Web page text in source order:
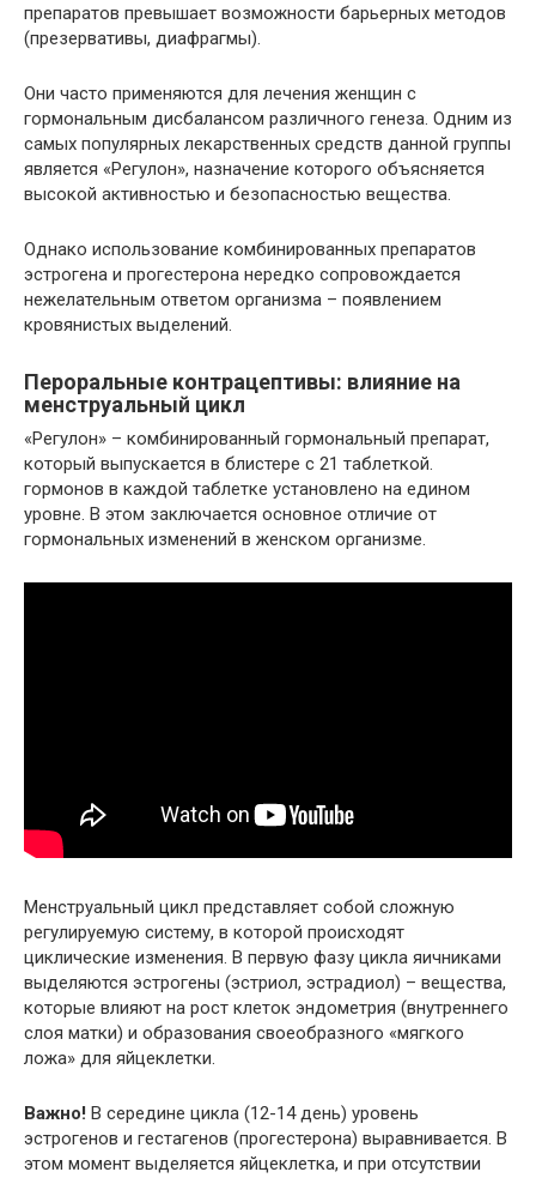
препаратов превышает возможности барьерных методов
(презервативы, диафрагмы).
Они часто применяются для лечения женщин с
гормональным дисбалансом различного генеза. Одним из
самых популярных лекарственных средств данной группы
является «Регулон», назначение которого объясняется
высокой активностью и безопасностью вещества.
Однако использование комбинированных препаратов
эстрогена и прогестерона нередко сопровождается
нежелательным ответом организма – появлением
кровянистых выделений.
Пероральные контрацептивы: влияние на
менструальный цикл
«Регулон» – комбинированный гормональный препарат,
который выпускается в блистере с 21 таблеткой.
гормонов в каждой таблетке установлено на едином
уровне. В этом заключается основное отличие от
гормональных изменений в женском организме.
Менструальный цикл представляет собой сложную
регулируемую систему, в которой происходят
циклические изменения. В первую фазу цикла яичниками
выделяются эстрогены (эстриол, эстрадиол) – вещества,
которые влияют на рост клеток эндометрия (внутреннего
слоя матки) и образования своеобразного «мягкого
ложа» для яйцеклетки.
Важно! В середине цикла (12-14 день) уровень
эстрогенов и гестагенов (прогестерона) выравнивается. В
этом момент выделяется яйцеклетка, и при отсутствии